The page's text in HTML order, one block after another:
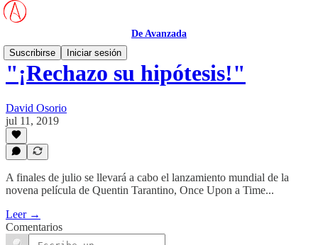
De Avanzada
Suscribirse
Iniciar sesión
"¡Rechazo su hipótesis!"
David Osorio
jul 11, 2019
A finales de julio se llevará a cabo el lanzamiento mundial de la
novena película de Quentin Tarantino, Once Upon a Time...
Leer →
Comentarios